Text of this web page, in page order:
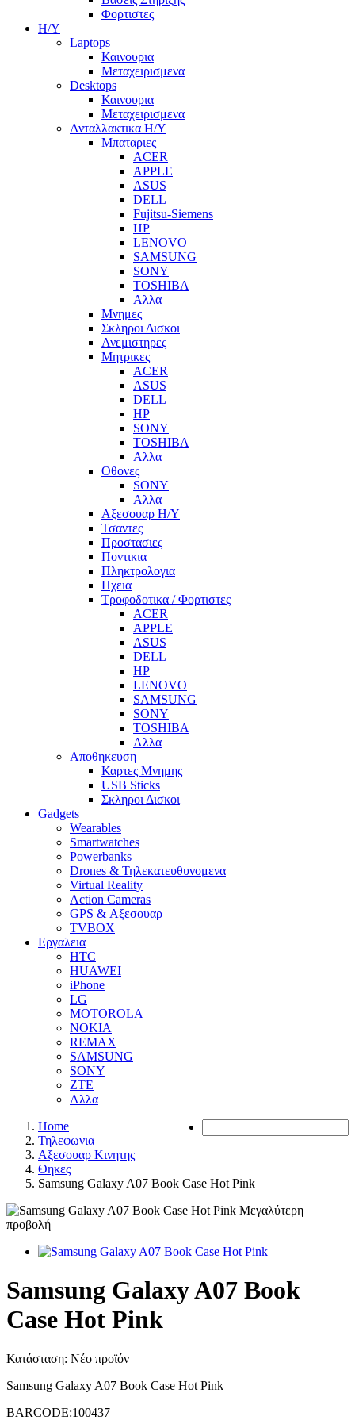
Φορτιστες
Η/Υ
Laptops
Καινουρια
Μεταχειρισμενα
Desktops
Καινουρια
Μεταχειρισμενα
Ανταλλακτικα H/Y
Μπαταριες
ACER
APPLE
ASUS
DELL
Fujitsu-Siemens
HP
LENOVO
SAMSUNG
SONY
TOSHIBA
Αλλα
Μνημες
Σκληροι Δισκοι
Ανεμιστηρες
Μητρικες
ACER
ASUS
DELL
HP
SONY
TOSHIBA
Αλλα
Οθονες
SONY
Αλλα
Αξεσουαρ Η/Υ
Τσαντες
Προστασιες
Ποντικια
Πληκτρολογια
Ηχεια
Τροφοδοτικα / Φορτιστες
ACER
APPLE
ASUS
DELL
HP
LENOVO
SAMSUNG
SONY
TOSHIBA
Αλλα
Αποθηκευση
Καρτες Μνημης
USB Sticks
Σκληροι Δισκοι
Gadgets
Wearables
Smartwatches
Powerbanks
Drones & Τηλεκατευθυνομενα
Virtual Reality
Action Cameras
GPS & Αξεσουαρ
TVBOX
Εργαλεια
HTC
HUAWEI
iPhone
LG
MOTOROLA
NOKIA
REMAX
SAMSUNG
SONY
ZTE
Αλλα
Home
Τηλεφωνια
Αξεσουαρ Κινητης
Θηκες
Samsung Galaxy A07 Book Case Hot Pink
Μεγαλύτερη
προβολή
Samsung Galaxy A07 Book
Case Hot Pink
Κατάσταση: Νέο προϊόν
Samsung Galaxy A07 Book Case Hot Pink
BARCODE:100437